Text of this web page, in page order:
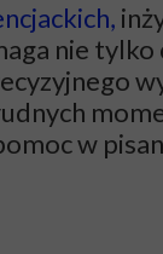
,
nie
w